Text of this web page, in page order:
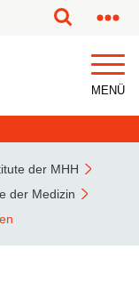
MENÜ
der MHH
der Medizin